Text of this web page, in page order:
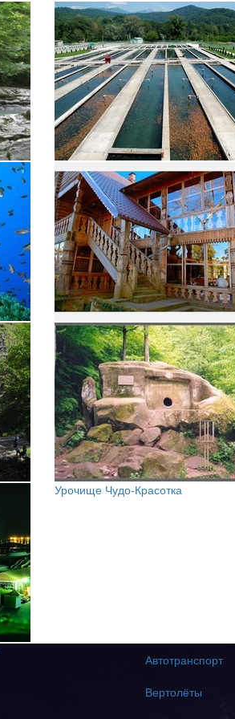
Тисо-самшитовая роща
Форелевое хозяйство
Чайные домики
Урочище Чудо-Красотка
Автотранспорт
Вертолёты